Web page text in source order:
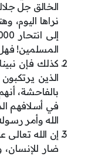
الخالق جل
نراها اليوم،
المسلمين!
كذلك فإن
الذين
بالفاحشة،
في أسلافهم
الله وأمر
إن الله تعالى
ضار للإنسان،